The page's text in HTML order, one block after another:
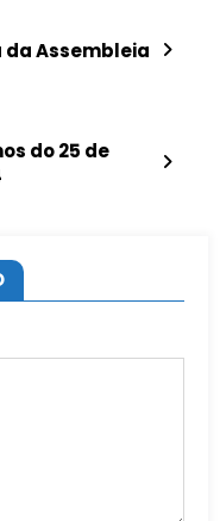
da Assembleia
do 25 de